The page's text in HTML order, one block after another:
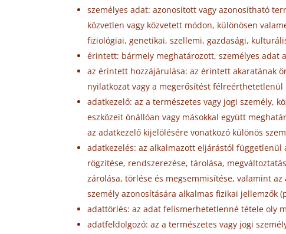
személyes adat: azonosított vagy azonosítható
közvetlen vagy közvetett módon, különösen
fiziológiai, genetikai, szellemi, gazdasági,
érintett: bármely meghatározott, személyes adat
az érintett hozzájárulása: az érintett akaratának
nyilatkozat vagy a megerősítést
adatkezelő: az a természetes vagy jogi személy,
eszközeit önállóan vagy másokkal együtt
az adatkezelő kijelölésére vonatkozó különös
adatkezelés: az alkalmazott eljárástól
rögzítése, rendszerezése, tárolása,
zárolása, törlése és megsemmisítése, valamint
személy azonosítására alkalmas fizikai jellemzők
adattörlés: az adat felismerhetetlenné tétele oly
adatfeldolgozó: az a természetes vagy jogi